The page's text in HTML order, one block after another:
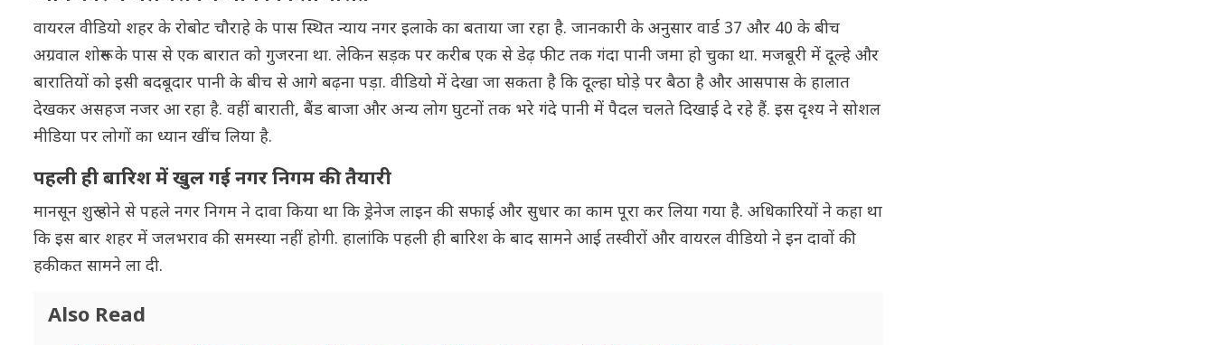
वायरल वीडियो शहर के रोबोट चौराहे के पास स्थित न्याय नगर इलाके का बताया जा रहा है. जानकारी के अनुसार वार्ड 37 और 40 के बीच
अग्रवाल शोरूम के पास से एक बारात को गुजरना था. लेकिन सड़क पर करीब एक से डेढ़ फीट तक गंदा पानी जमा हो चुका था. मजबूरी में दूल्हे और
बारातियों को इसी बदबूदार पानी के बीच से आगे बढ़ना पड़ा. वीडियो में देखा जा सकता है कि दूल्हा घोड़े पर बैठा है और आसपास के हालात
देखकर असहज नजर आ रहा है. वहीं बाराती, बैंड बाजा और अन्य लोग घुटनों तक भरे गंदे पानी में पैदल चलते दिखाई दे रहे हैं. इस दृश्य ने सोशल
मीडिया पर लोगों का ध्यान खींच लिया है.
पहली ही बारिश में खुल गई नगर निगम की तैयारी
मानसून शुरू होने से पहले नगर निगम ने दावा किया था कि ड्रेनेज लाइन की सफाई और सुधार का काम पूरा कर लिया गया है. अधिकारियों ने कहा था
कि इस बार शहर में जलभराव की समस्या नहीं होगी. हालांकि पहली ही बारिश के बाद सामने आई तस्वीरों और वायरल वीडियो ने इन दावों की
हकीकत सामने ला दी.
Also Read